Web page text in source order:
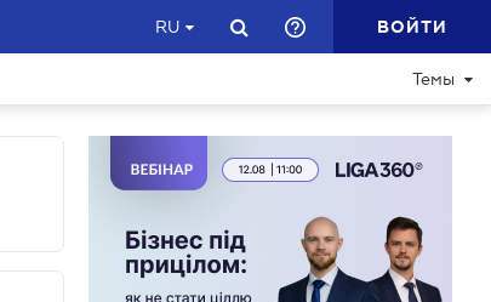
RU ВОЙТИ
Темы